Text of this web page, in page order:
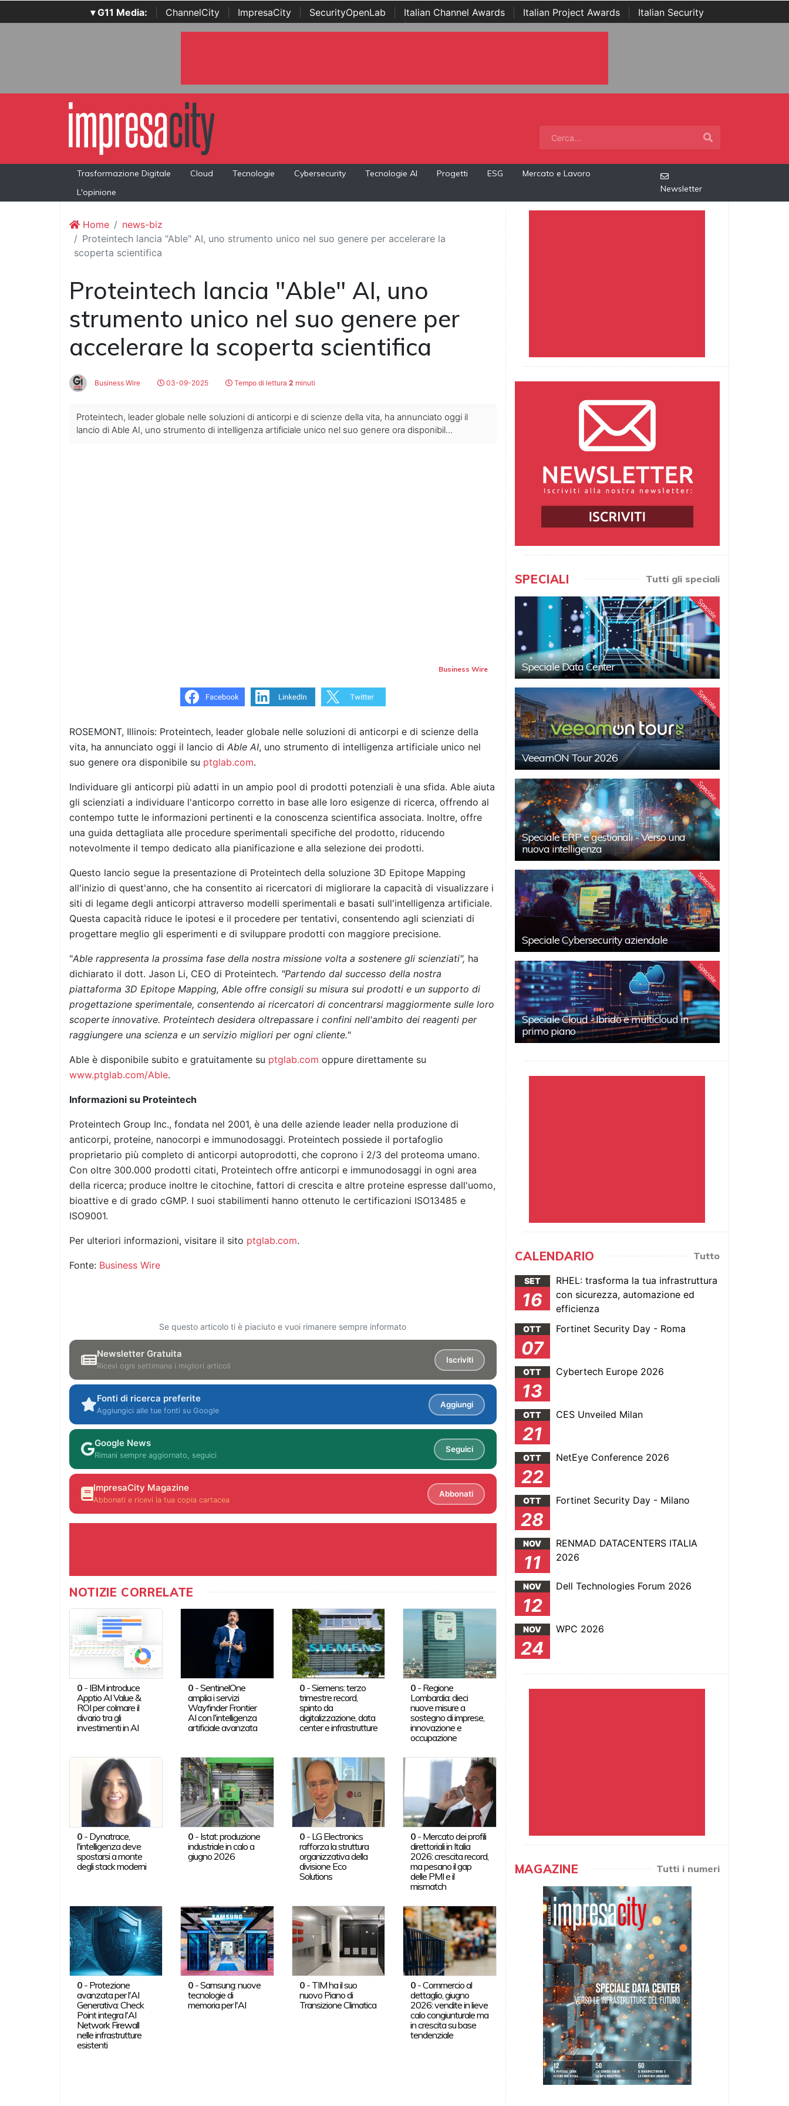
▾ G11 Media: ChannelCity ImpresaCity SecurityOpenLab Italian Channel Awards Italian Project Awards
Italian Security
Awards | ...
Trasformazione Digitale Cloud Tecnologie Cybersecurity Tecnologie AI Progetti ESG
Mercato e Lavoro
L'opinione
Newsletter
Home
news-biz
Proteintech lancia "Able" AI, uno strumento unico nel suo genere per accelerare la
scoperta scientifica
Proteintech lancia "Able" AI, uno
strumento unico nel suo genere per
accelerare la scoperta scientifica
Business Wire 03-09-2025 Tempo di lettura 2 minuti
Proteintech, leader globale nelle soluzioni di anticorpi e di scienze della vita, ha annunciato oggi il
lancio di Able AI, uno strumento di intelligenza artificiale unico nel suo genere ora disponibil...
Business Wire
ROSEMONT, Illinois: Proteintech, leader globale nelle soluzioni di anticorpi e di scienze della
vita, ha annunciato oggi il lancio di Able AI, uno strumento di intelligenza artificiale unico nel
suo genere ora disponibile su ptglab.com.
Individuare gli anticorpi più adatti in un ampio pool di prodotti potenziali è una sfida. Able aiuta
gli scienziati a individuare l'anticorpo corretto in base alle loro esigenze di ricerca, offrendo al
contempo tutte le informazioni pertinenti e la conoscenza scientifica associata. Inoltre, offre
una guida dettagliata alle procedure sperimentali specifiche del prodotto, riducendo
notevolmente il tempo dedicato alla pianificazione e alla selezione dei prodotti.
Questo lancio segue la presentazione di Proteintech della soluzione 3D Epitope Mapping
all'inizio di quest'anno, che ha consentito ai ricercatori di migliorare la capacità di visualizzare i
siti di legame degli anticorpi attraverso modelli sperimentali e basati sull'intelligenza artificiale.
Questa capacità riduce le ipotesi e il procedere per tentativi, consentendo agli scienziati di
progettare meglio gli esperimenti e di sviluppare prodotti con maggiore precisione.
"Able rappresenta la prossima fase della nostra missione volta a sostenere gli scienziati", ha
dichiarato il dott. Jason Li, CEO di Proteintech. "Partendo dal successo della nostra
piattaforma 3D Epitope Mapping, Able offre consigli su misura sui prodotti e un supporto di
progettazione sperimentale, consentendo ai ricercatori di concentrarsi maggiormente sulle loro
scoperte innovative. Proteintech desidera oltrepassare i confini nell'ambito dei reagenti per
raggiungere una scienza e un servizio migliori per ogni cliente."
Able è disponibile subito e gratuitamente su ptglab.com oppure direttamente su
www.ptglab.com/Able.
Informazioni su Proteintech
Proteintech Group Inc., fondata nel 2001, è una delle aziende leader nella produzione di
anticorpi, proteine, nanocorpi e immunodosaggi. Proteintech possiede il portafoglio
proprietario più completo di anticorpi autoprodotti, che coprono i 2/3 del proteoma umano.
Con oltre 300.000 prodotti citati, Proteintech offre anticorpi e immunodosaggi in ogni area
della ricerca; produce inoltre le citochine, fattori di crescita e altre proteine ​​espresse dall'uomo,
bioattive e di grado cGMP. I suoi stabilimenti hanno ottenuto le certificazioni ISO13485 e
ISO9001.
Per ulteriori informazioni, visitare il sito ptglab.com.
Fonte: Business Wire
Se questo articolo ti è piaciuto e vuoi rimanere sempre informato
Newsletter Gratuita
Ricevi ogni settimana i migliori articoli
Iscriviti
Fonti di ricerca preferite
Aggiungici alle tue fonti su Google
Aggiungi
Google News
Rimani sempre aggiornato, seguici
Seguici
ImpresaCity Magazine
Abbonati e ricevi la tua copia cartacea
Abbonati
NOTIZIE CORRELATE
0- IBM introduce
Apptio AI Value &
ROI per colmare il
divario tra gli
investimenti in AI
0 -SentinelOne
amplia i servizi
Wayfinder Frontier
AI con l'intelligenza
artificiale avanzata
0-Siemens: terzo
trimestre record,
spinto da
digitalizzazione, data
center e infrastrutture
0 - Regione
Lombardia: dieci
nuove misure a
sostegno di imprese,
innovazione e
occupazione
0- Dynatrace,
l'intelligenza deve
spostarsi a monte
degli stack moderni
0 - Istat: produzione
industriale in calo a
giugno 2026
0- LG Electronics
rafforza la struttura
organizzativa della
divisione Eco
Solutions
0 - Mercato dei profili
direttoriali in Italia
2026: crescita record,
ma pesano il gap
delle PMI e il
mismatch
0- Protezione
avanzata per l'AI
Generativa: Check
Point integra l'AI
Network Firewall
nelle infrastrutture
esistenti
0 -Samsung: nuove
tecnologie di
memoria per l'AI
0- TIM ha il suo
nuovo Piano di
Transizione Climatica
0 -Commercio al
dettaglio, giugno
2026: vendite in lieve
calo congiunturale ma
in crescita su base
tendenziale
SPECIALI Tutti gli speciali
Speciale
Speciale Data Center
Speciale
VeeamON Tour 2026
Speciale
Speciale ERP e gestionali - Verso una
nuova intelligenza
Speciale
Speciale Cybersecurity aziendale
Speciale
Speciale Cloud - Ibrido e multicloud in
primo piano
CALENDARIO Tutto
SET
16
RHEL: trasforma la tua infrastruttura
con sicurezza, automazione ed
efficienza
OTT
07
Fortinet Security Day - Roma
OTT
13
Cybertech Europe 2026
OTT
21
CES Unveiled Milan
OTT
22
NetEye Conference 2026
OTT
28
Fortinet Security Day - Milano
NOV
11
RENMAD DATACENTERS ITALIA
2026
NOV
12
Dell Technologies Forum 2026
NOV
24
WPC 2026
MAGAZINE Tutti i numeri